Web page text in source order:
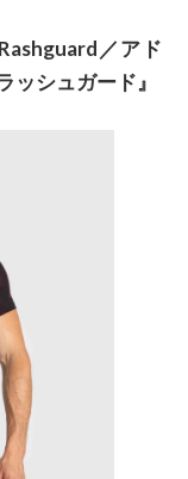
／アド
ッシュガード』